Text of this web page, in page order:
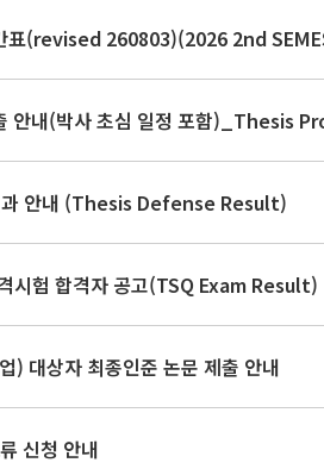
과 안내 (Thesis Defense Result)
시험 합격자 공고(TSQ Exam Result)
) 대상자 최종인준 논문 제출 안내
신청 안내